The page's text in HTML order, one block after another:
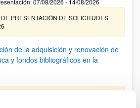
07/08/2026 - 14/08/2026
PRESENTACIÓN DE SOLICITUDES
de la adquisición y renovación de
y fondos bibliográficos en la